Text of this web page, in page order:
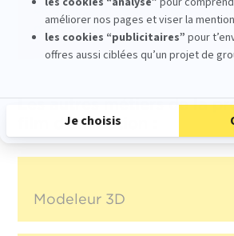
exigences professionnelles du
d’animation.
Les autres métiers de la
film d'animation :
Modeleur 3D